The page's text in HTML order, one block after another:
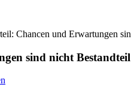
Chancen und Erwartungen
sind nicht